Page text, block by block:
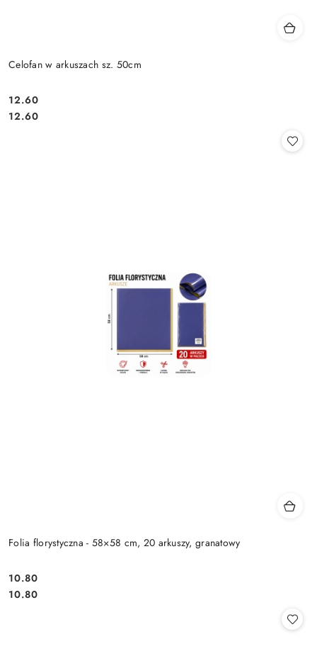
Celofan w arkuszach sz. 50cm
Cena:
12.60
Cena:
12.60
Folia florystyczna - 58×58 cm, 20 arkuszy, granatowy
Cena:
10.80
Cena:
10.80